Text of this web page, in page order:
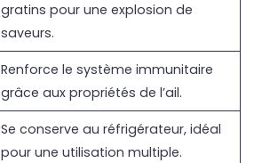
gratins pour une explosion de
saveurs.
Renforce le système immunitaire
grâce aux propriétés de l’ail.
Se conserve au réfrigérateur, idéal
pour une utilisation multiple.